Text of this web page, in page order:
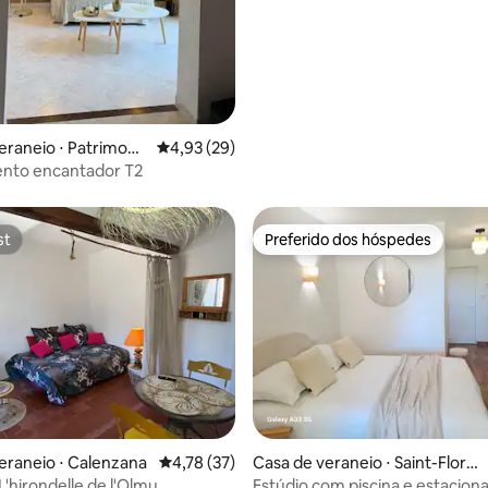
⋅ Patrimoni
4,93 de uma avaliação média de 5, 29
4,93 (29)
encantador T2
⋅ Calenzana 4,78 de uma avaliação média de 5, 37
4,78 (37)
Preferido dos hóspedes
Preferido dos hóspedes
Casa de veraneio ⋅ Saint-Flore
nt